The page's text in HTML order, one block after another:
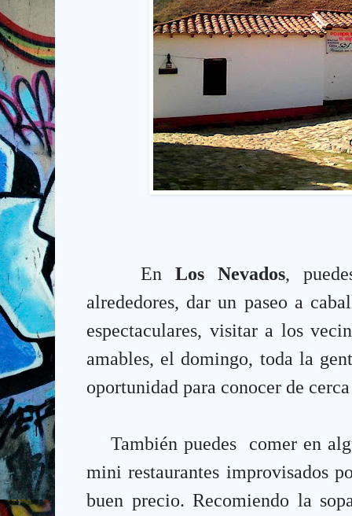
En Los Nevados,
alrededores, dar un paseo a
espectaculares, visitar a los
amables, el domingo, toda la
oportunidad para conocer de
También puedes comer en
mini restaurantes improvisados
buen precio.Recomiendo la